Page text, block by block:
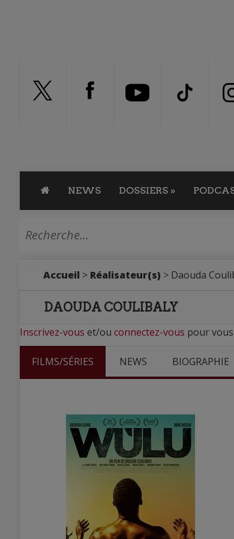
NEWS DOSSIERS »
Accueil > Réalisateur(s) > Daouda
DAOUDA COULIBALY
Inscrivez-vous et/ou connectez-vous pour
FILMS/SÉRIES NEWS BIOGRAPHIE